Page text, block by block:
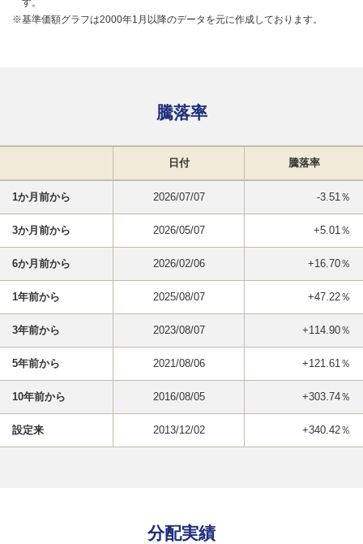
す。
※基準価額グラフは2000年1月以降のデータを元に作成しております。
騰落率
日付 騰落率
1か月前から 2026/07/07 -3.51％
3か月前から 2026/05/07 +5.01％
6か月前から 2026/02/06 +16.70％
1年前から 2025/08/07 +47.22％
3年前から 2023/08/07 +114.90％
5年前から 2021/08/06 +121.61％
10年前から 2016/08/05 +303.74％
設定来 2013/12/02 +340.42％
分配実績